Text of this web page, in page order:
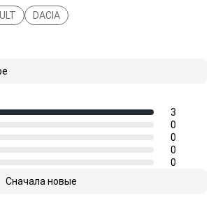
DACIA
3
0
0
0
0
Сначала новые